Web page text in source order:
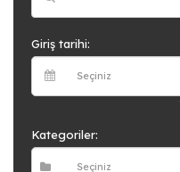
Giriş tarihi:
Kategoriler: